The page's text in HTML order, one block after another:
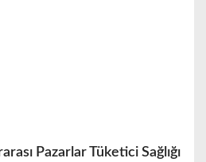
Pazarlar Tüketici Sağlığı